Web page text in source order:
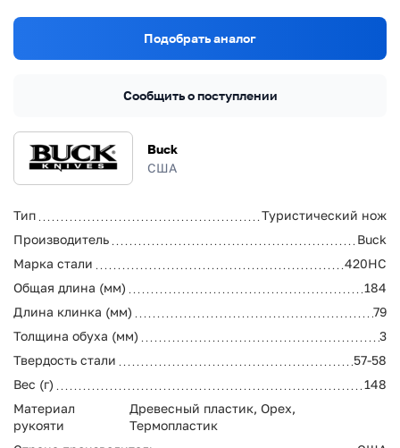
Buck
США
Тип
Туристический нож
Производитель
Buck
Марка стали
420HC
Общая длина (мм)
184
Длина клинка (мм)
79
Толщина обуха (мм)
3
Твердость стали
57-58
Вес (г)
148
Материал
рукояти
Древесный пластик, Орех,
Термопластик
Подобрать аналог
Сообщить о поступлении